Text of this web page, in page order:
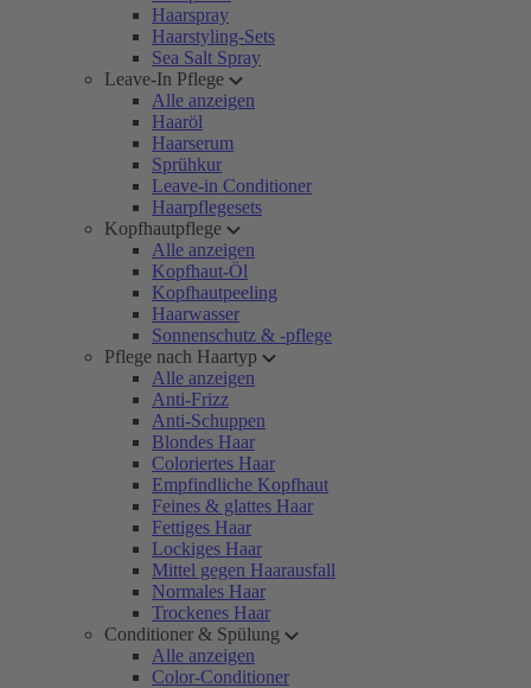
Haarspray
Haarstyling-Sets
Sea Salt Spray
Leave-In Pflege
Alle anzeigen
Haaröl
Haarserum
Sprühkur
Leave-in Conditioner
Haarpflegesets
Kopfhautpflege
Alle anzeigen
Kopfhaut-Öl
Kopfhautpeeling
Haarwasser
Sonnenschutz & -pflege
Pflege nach Haartyp
Alle anzeigen
Anti-Frizz
Anti-Schuppen
Blondes Haar
Coloriertes Haar
Empfindliche Kopfhaut
Feines & glattes Haar
Fettiges Haar
Lockiges Haar
Mittel gegen Haarausfall
Normales Haar
Trockenes Haar
Conditioner & Spülung
Alle anzeigen
Color-Conditioner